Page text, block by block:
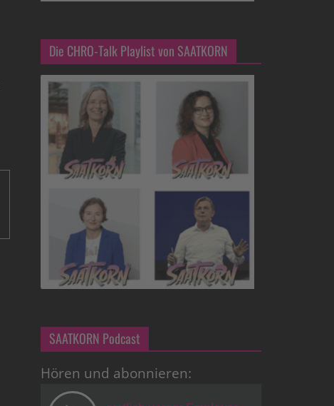
Die CHRO-Talk Playlist von SAATKORN
SAATKORN Podcast
Hören und abonnieren: